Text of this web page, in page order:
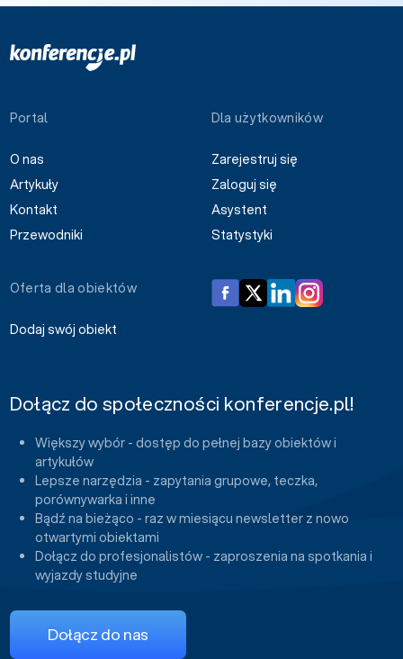
Portal
O nas
Artykuły
Kontakt
Przewodniki
Dla użytkowników
Zarejestruj się
Zaloguj się
Asystent
Statystyki
Oferta dla obiektów
Dodaj swój obiekt
Dołącz do społeczności konferencje.pl!
Większy wybór - dostęp do pełnej bazy obiektów i
artykułów
Lepsze narzędzia - zapytania grupowe, teczka,
porównywarka i inne
Bądź na bieżąco - raz w miesiącu newsletter z nowo
otwartymi obiektami
Dołącz do profesjonalistów - zaproszenia na spotkania i
wyjazdy studyjne
Dołącz do nas